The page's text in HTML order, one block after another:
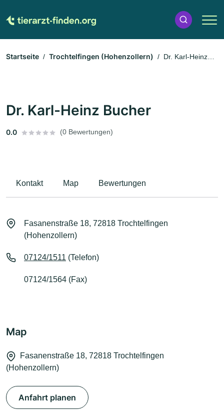
Startseite Trochtelfingen (Hohenzollern)
Dr. Karl-Heinz
Dr. Karl-Heinz Bucher
0.0 (0 Bewertungen)
Kontakt Map Bewertungen
Fasanenstraße 18, 72818 Trochtelfingen
(Hohenzollern)
07124/1511 (Telefon)
07124/1564 (Fax)
Map
Fasanenstraße 18, 72818 Trochtelfingen
(Hohenzollern)
Anfahrt planen